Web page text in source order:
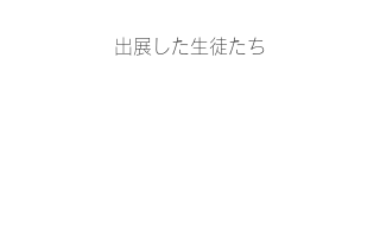
出展した生徒たち